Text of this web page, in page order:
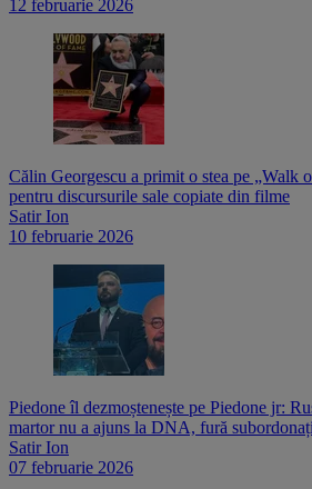
12 februarie 2026
Călin Georgescu a primit o stea pe „Walk
pentru discursurile sale copiate din filme
Satir Ion
10 februarie 2026
Piedone îl dezmoștenește pe Piedone jr:
martor nu a ajuns la DNA, fură
Satir Ion
07 februarie 2026